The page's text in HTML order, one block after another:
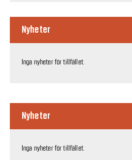
Nyheter
Inga nyheter för tillfället.
Nyheter
Inga nyheter för tillfället.